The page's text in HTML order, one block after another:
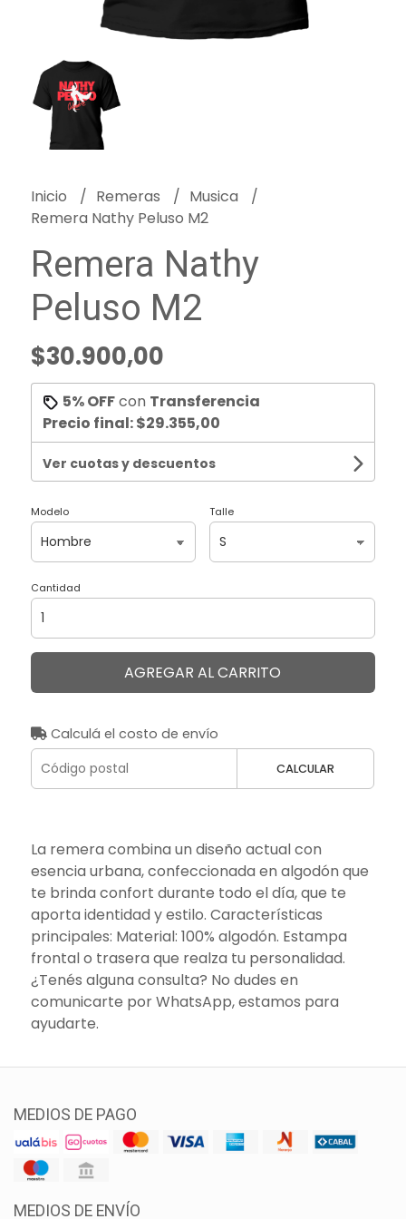
Inicio Remeras
Musica
Remera Nathy Peluso M2
Remera Nathy
Peluso M2
$30.900,00
5% OFFcon Transferencia
Precio final:$29.355,00
Ver cuotas y descuentos
Modelo Talle
Cantidad
AGREGAR AL CARRITO
Calculá el costo de envío
CALCULAR
La remera combina un diseño actual con
esencia urbana, confeccionada en algodón que
te brinda confort durante todo el día, que te
aporta identidad y estilo. Características
principales: Material: 100% algodón. Estampa
frontal o trasera que realza tu personalidad.
¿Tenés alguna consulta? No dudes en
comunicarte por WhatsApp, estamos para
ayudarte.
MEDIOS DE PAGO
MEDIOS DE ENVÍO